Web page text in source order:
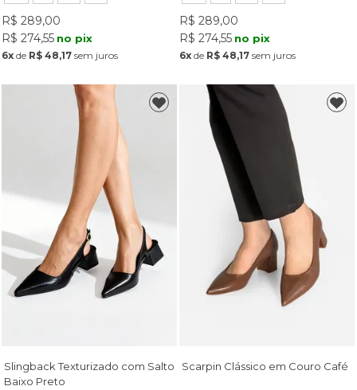
R$ 289,00
R$ 274,55 no pix
6xde R$ 48,17sem juros
R$ 289,00
R$ 274,55 no pix
6x de R$ 48,17 sem juros
Slingback Texturizado com Salto
Baixo Preto
Scarpin Clássico em Couro Café